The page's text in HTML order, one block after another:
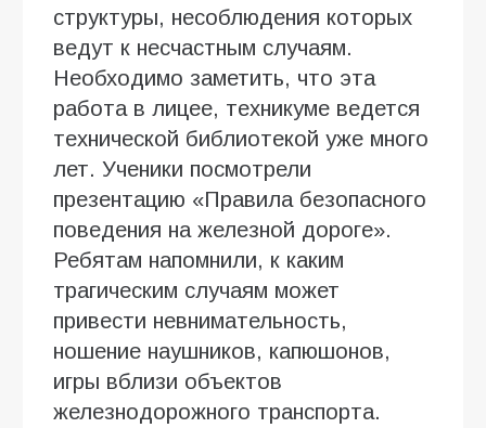
структуры, несоблюдения которых
ведут к несчастным случаям.
Необходимо заметить, что эта
работа в лицее, техникуме ведется
технической библиотекой уже много
лет. Ученики посмотрели
презентацию «Правила безопасного
поведения на железной дороге».
Ребятам напомнили, к каким
трагическим случаям может
привести невнимательность,
ношение наушников, капюшонов,
игры вблизи объектов
железнодорожного транспорта.